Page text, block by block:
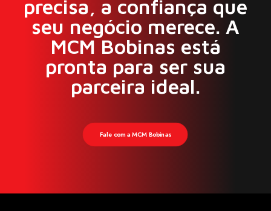
Ver produto
precisa, a confiança que
seu negócio merece. A
MCM Bobinas está
pronta para ser sua
parceira ideal.
Fale com a MCM Bobinas